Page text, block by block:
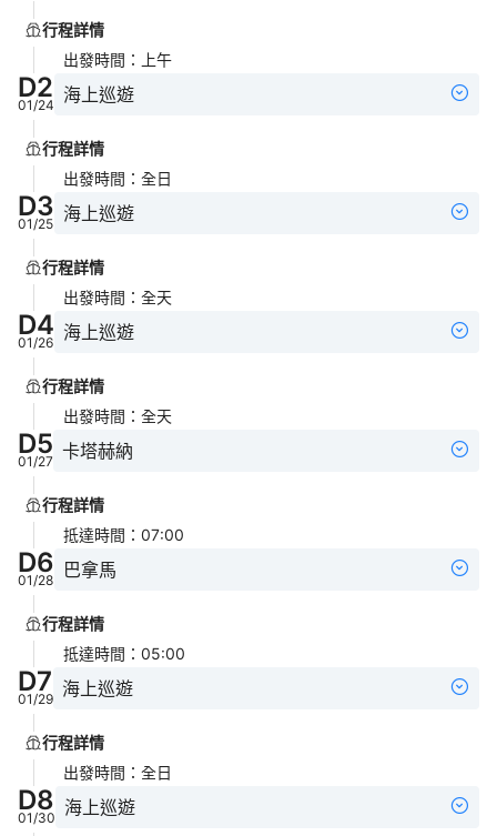
行程詳情
出發時間 ： 上午
D2
01/24 海上巡遊
行程詳情
出發時間 ： 全日
D3
01/25 海上巡遊
行程詳情
出發時間 ： 全天
D4
01/26 海上巡遊
行程詳情
出發時間 ： 全天
D5
01/27 卡塔赫納
行程詳情
抵達時間 ： 07:00
D6
01/28 巴拿馬
行程詳情
抵達時間 ： 05:00
D7
01/29 海上巡遊
行程詳情
出發時間 ： 全日
D8
01/30 海上巡遊